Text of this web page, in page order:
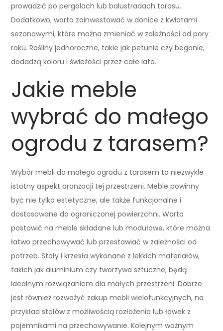
prowadzić po pergolach lub balustradach tarasu.
Dodatkowo, warto zainwestować w donice z kwiatami
sezonowymi, które można zmieniać w zależności od pory
roku. Rośliny jednoroczne, takie jak petunie czy begonie,
dodadzą koloru i świeżości przez całe lato.
Jakie meble
wybrać do małego
ogrodu z tarasem?
Wybór mebli do małego ogrodu z tarasem to niezwykle
istotny aspekt aranżacji tej przestrzeni. Meble powinny
być nie tylko estetyczne, ale także funkcjonalne i
dostosowane do ograniczonej powierzchni. Warto
postawić na meble składane lub modułowe, które można
łatwo przechowywać lub przestawiać w zależności od
potrzeb. Stoły i krzesła wykonane z lekkich materiałów,
takich jak aluminium czy tworzywa sztuczne, będą
idealnym rozwiązaniem dla małych przestrzeni. Dobrze
jest również rozważyć zakup mebli wielofunkcyjnych, na
przykład stołów z możliwością rozłożenia lub ławek z
pojemnikami na przechowywanie. Kolejnym ważnym